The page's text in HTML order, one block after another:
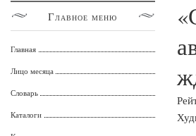
Главное меню
Главная
Лицо месяца
Словарь
Каталоги